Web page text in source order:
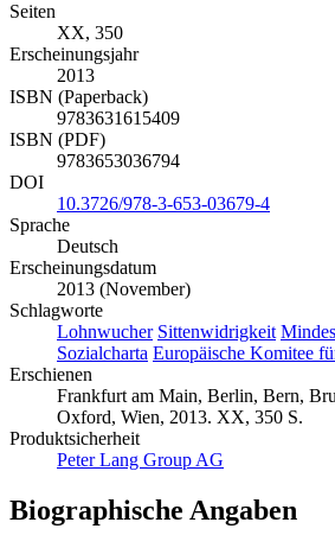
Seiten
XX, 350
Erscheinungsjahr
2013
ISBN (Paperback)
9783631615409
ISBN (PDF)
9783653036794
DOI
10.3726/978-3-653-03679-4
Sprache
Deutsch
Erscheinungsdatum
2013 (November)
Schlagworte
Lohnwucher Sittenwidrigkeit
Sozialcharta Europäische Komitee
Erschienen
Frankfurt am Main, Berlin, Bern,
Oxford, Wien, 2013. XX, 350 S.
Produktsicherheit
Peter Lang Group AG
Biographische Angaben